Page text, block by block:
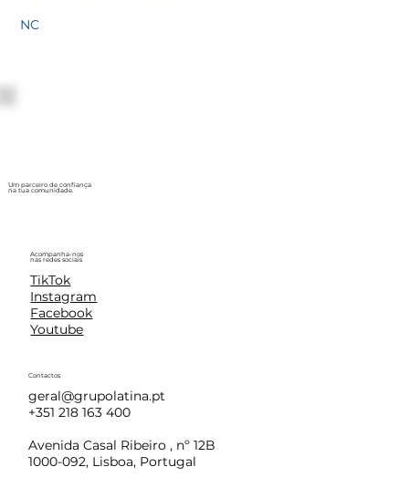
NC
Um parceiro de confiança
na tua comunidade.
Acompanha-nos
nas redes sociais
TikTok
Instagram
Facebook
Youtube
Contactos
geral@grupolatina.pt
+351 218 163 400
Avenida Casal Ribeiro , nº 12B
1000-092, Lisboa, Portugal